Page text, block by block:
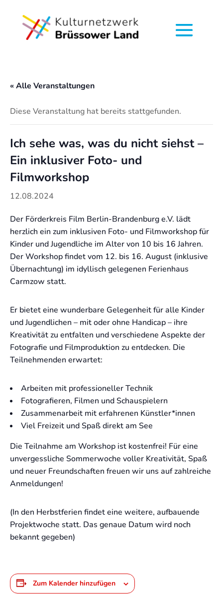
« Alle Veranstaltungen
Diese Veranstaltung hat bereits stattgefunden.
Ich sehe was, was du nicht siehst –
Ein inklusiver Foto- und
Filmworkshop
12.08.2024
Der Förderkreis Film Berlin-Brandenburg e.V. lädt
herzlich ein zum inklusiven Foto- und Filmworkshop für
Kinder und Jugendliche im Alter von 10 bis 16 Jahren.
Der Workshop findet vom 12. bis 16. August (inklusive
Übernachtung) im idyllisch gelegenen Ferienhaus
Carmzow statt.
Er bietet eine wunderbare Gelegenheit für alle Kinder
und Jugendlichen – mit oder ohne Handicap – ihre
Kreativität zu entfalten und verschiedene Aspekte der
Fotografie und Filmproduktion zu entdecken. Die
Teilnehmenden erwartet:
Arbeiten mit professioneller Technik
Fotografieren, Filmen und Schauspielern
Zusammenarbeit mit erfahrenen Künstler*innen
Viel Freizeit und Spaß direkt am See
Die Teilnahme am Workshop ist kostenfrei! Für eine
unvergessliche Sommerwoche voller Kreativität, Spaß
und neuer Freundschaften freuen wir uns auf zahlreiche
Anmeldungen!
(In den Herbstferien findet eine weitere, aufbauende
Projektwoche statt. Das genaue Datum wird noch
bekannt gegeben)
Zum Kalender hinzufügen